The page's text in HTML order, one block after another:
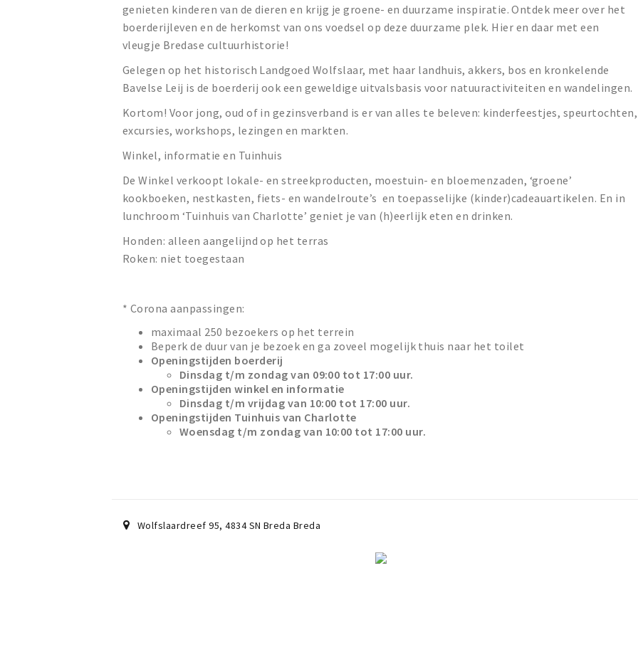
genieten kinderen van de dieren en krijg je groene- en duurzame inspiratie. Ontdek meer over het
boerderijleven en de herkomst van ons voedsel op deze duurzame plek. Hier en daar met een
vleugje Bredase cultuurhistorie!
Gelegen op het historisch Landgoed Wolfslaar, met haar landhuis, akkers, bos en kronkelende
Bavelse Leij is de boerderij ook een geweldige uitvalsbasis voor natuuractiviteiten en wandelingen.
Kortom! Voor jong, oud of in gezinsverband is er van alles te beleven: kinderfeestjes, speurtochten,
excursies, workshops, lezingen en markten.
Winkel, informatie en Tuinhuis
De Winkel verkoopt lokale- en streekproducten, moestuin- en bloemenzaden, ‘groene’
kookboeken, nestkasten, fiets- en wandelroute’s en toepasselijke (kinder)cadeauartikelen. En in
lunchroom ‘Tuinhuis van Charlotte’ geniet je van (h)eerlijk eten en drinken.
Honden: alleen aangelijnd op het terras
Roken: niet toegestaan
* Corona aanpassingen:
maximaal 250 bezoekers op het terrein
Beperk de duur van je bezoek en ga zoveel mogelijk thuis naar het toilet
Openingstijden boerderij
Dinsdag t/m zondag van 09:00 tot 17:00 uur.
Openingstijden winkel en informatie
Dinsdag t/m vrijdag van 10:00 tot 17:00 uur.
Openingstijden Tuinhuis van Charlotte
Woensdag t/m zondag van 10:00 tot 17:00 uur.
Wolfslaardreef 95,4834 SN Breda Breda